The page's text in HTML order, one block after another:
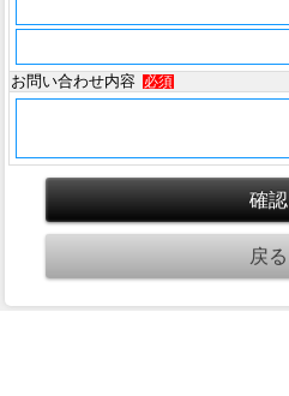
お問い合わせ内容
必須